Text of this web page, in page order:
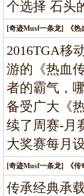
个选择 石头
[奇迹Musf一条龙] 《
2016TGA移
游的《热血
者的霸气，
备受广大《
续了周赛-月
大奖赛每月
[奇迹Musf一条龙] 《
传承经典承